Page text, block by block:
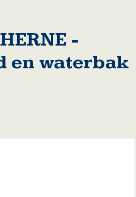
-
en waterbak